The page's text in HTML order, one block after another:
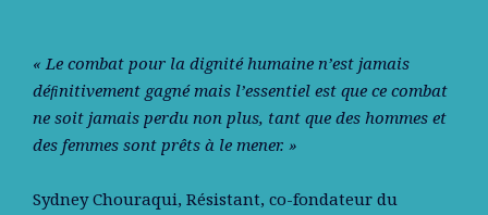
« Le combat pour la dignité humaine n’est jamais
déﬁnitivement gagné mais l’essentiel est que ce combat
ne soit jamais perdu non plus, tant que des hommes et
des femmes sont prêts à le mener. »
Sydney Chouraqui, Résistant, co-fondateur du